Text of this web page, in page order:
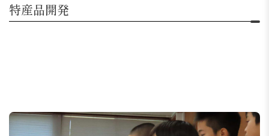
特産品開発